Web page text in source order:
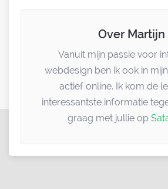
Over Martijn
Vanuit mijn passie voor
webdesign ben ik ook in
actief online. Ik kom de
interessantste informatie
graag met jullie op